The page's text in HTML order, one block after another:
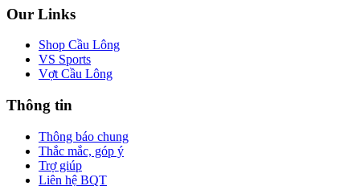
Our Links
Shop Cầu Lông
VS Sports
Vợt Cầu Lông
Thông tin
Thông báo chung
Thắc mắc, góp ý
Trợ giúp
Liên hệ BQT